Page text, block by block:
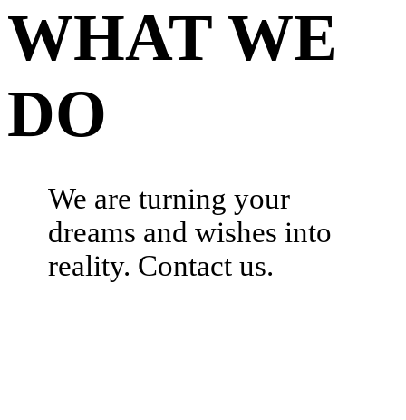
WHAT WE
DO
We are turning your
dreams and wishes into
reality. Contact us.